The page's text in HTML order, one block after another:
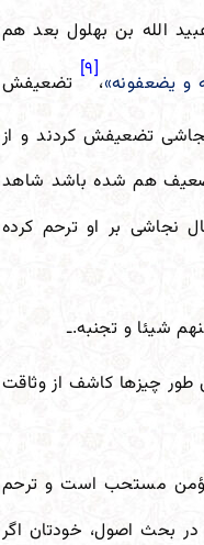
الله بن بهلول بعد هم
و یضعفونه»،
[۹]
تضعیفش
تضعیفش کردند و از
هم شده باشد شاهد
نجاشی بر او ترحم کرده
شیئا و تجنبه.ـ
چیزها کاشف از وثاقت
مستحب است و ترحم
بحث اصول، خودتان اگر